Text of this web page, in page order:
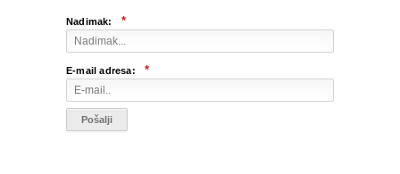
Nadimak: *
E-mail adresa: *